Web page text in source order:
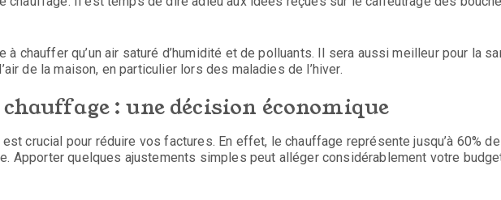
chauffer qu’un air saturé d’humidité et de polluants. Il sera aussi meilleur pour la
de la maison, en particulier lors des maladies de l’hiver.
: une décision économique
crucial pour réduire vos factures. En effet, le chauffage représente jusqu’à 60% de
Apporter quelques ajustements simples peut alléger considérablement votre